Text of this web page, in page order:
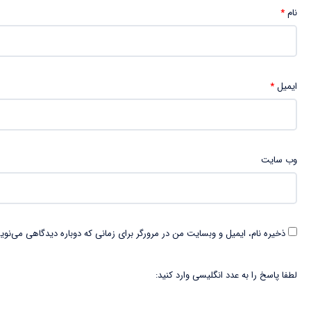
نام*
ایمیل*
وب‌ سایت
ذخیره نام، ایمیل و وبسایت من در مرورگر برای زمانی که دوباره دیدگاهی
لطفا پاسخ را به عدد انگلیسی وارد کنید: